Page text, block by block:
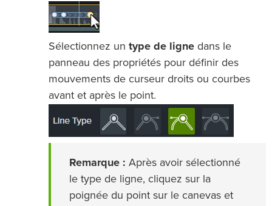
Sélectionnez un type de ligne dans le
panneau des propriétés pour définir des
mouvements de curseur droits ou courbes
avant et après le point.
Remarque : Après avoir sélectionné
le type de ligne, cliquez sur la
poignée du point sur le canevas et